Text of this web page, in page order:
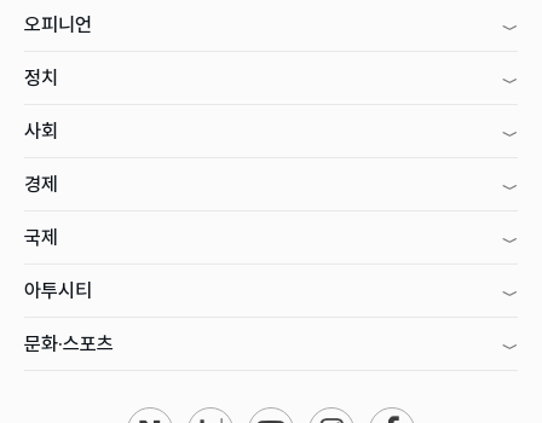
오피니언
정치
사회
경제
국제
아투시티
문화·스포츠